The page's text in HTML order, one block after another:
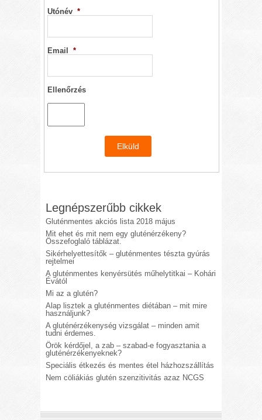
Utónév *
Email *
Ellenőrzés
Legnépszerűbb cikkek
Gluténmentes akciós lista 2018 május
Mit ehet és mit nem egy gluténérzékeny?
Összefoglaló táblázat.
Sikérhelyettesítők – gluténmentes tészta gyúrás
rejtelmei
A gluténmentes kenyérsütés műhelytitkai – Kohári
Évától
Mi az a glutén?
Alap lisztek a gluténmentes diétában – mit mire
használjunk?
A gluténérzékenység vizsgálat – minden amit
tudni érdemes.
Örök kérdőjel, a zab – szabad-e fogyasztania a
gluténérzékenyeknek?
Speciális étkezés és mentes étel házhozszállítás
Nem cöliákiás glutén szenzitivitás azaz NCGS